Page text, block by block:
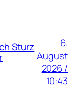
Sturz
6.
August
2026 /
10:43